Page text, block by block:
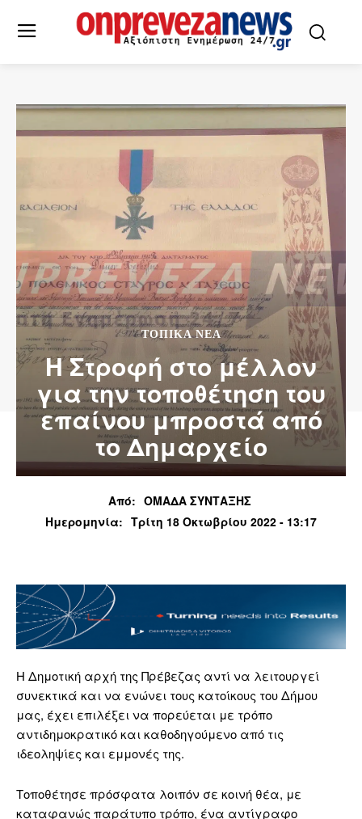
ΤΟΠΙΚΆ ΝΈΑ
Η Στροφή στο μέλλον
για την τοποθέτηση του
επαίνου μπροστά από
το Δημαρχείο
Από: ΟΜΑΔΑ ΣΥΝΤΑΞΗΣ
Ημερομηνία: Τρίτη 18 Οκτωβρίου 2022 - 13:17
Η Δημοτική αρχή της Πρέβεζας αντί να λειτουργεί
συνεκτικά και να ενώνει τους κατοίκους του Δήμου
μας, έχει επιλέξει να πορεύεται με τρόπο
αντιδημοκρατικό και καθοδηγούμενο από τις
ιδεοληψίες και εμμονές της.
Τοποθέτησε πρόσφατα λοιπόν σε κοινή θέα, με
καταφανώς παράτυπο τρόπο, ένα αντίγραφο